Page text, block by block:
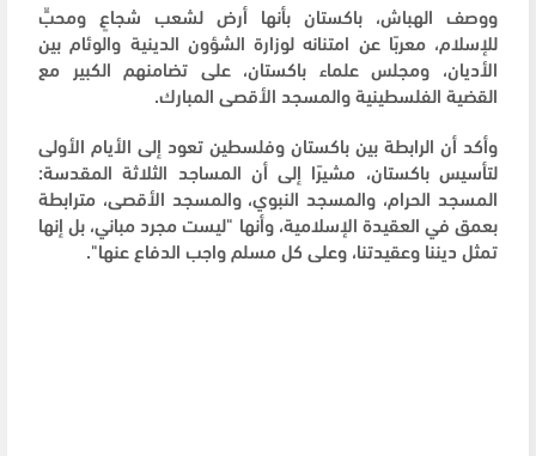
ووصف الهباش، باكستان بأنها أرض لشعب شجاعٍ ومحبٍّ
للإسلام، معربًا عن امتنانه لوزارة الشؤون الدينية والوئام بين
الأديان، ومجلس علماء باكستان، على تضامنهم الكبير مع
القضية الفلسطينية والمسجد الأقصى المبارك.
وأكد أن الرابطة بين باكستان وفلسطين تعود إلى الأيام الأولى
لتأسيس باكستان، مشيرًا إلى أن المساجد الثلاثة المقدسة:
المسجد الحرام، والمسجد النبوي، والمسجد الأقصى، مترابطة
بعمق في العقيدة الإسلامية، وأنها "ليست مجرد مباني، بل إنها
تمثل ديننا وعقيدتنا، وعلى كل مسلم واجب الدفاع عنها".